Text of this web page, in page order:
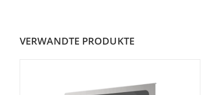
VERWANDTE PRODUKTE